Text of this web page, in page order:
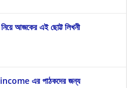
নিয়ে আজকের এই ছোট্ট লিখনী
এর পাঠকদের জন্য